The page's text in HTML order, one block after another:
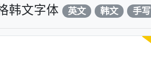
韩文字体 英文 韩文 手写